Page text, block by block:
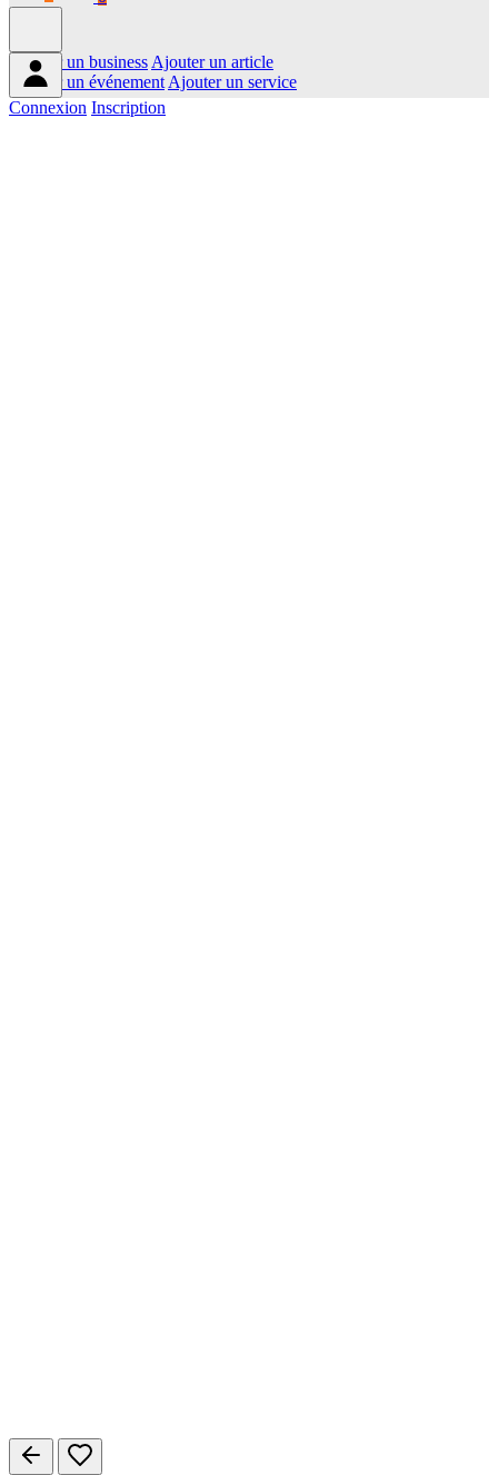
Ajouter un business Ajouter un article
Ajouter un événement Ajouter un service
Connexion Inscription